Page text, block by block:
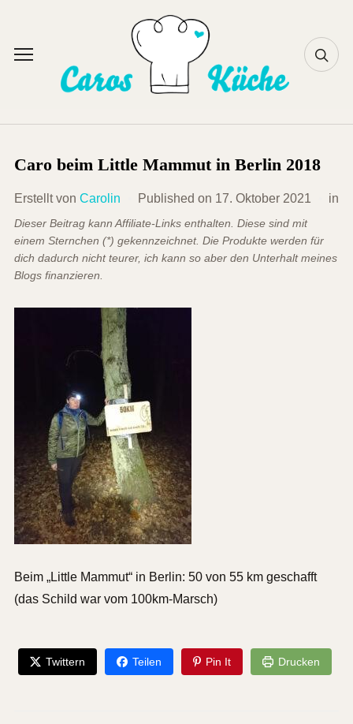
content
Toggle
Caro beim Little Mammut in Berlin 2018
Erstellt von Carolin Published on 17. Oktober 2021 in
Dieser Beitrag kann Affiliate-Links enthalten. Diese sind mit
einem Sternchen (*) gekennzeichnet. Die Produkte werden für
dich dadurch nicht teurer, ich kann so aber den Unterhalt meines
Blogs finanzieren.
Beim „Little Mammut“ in Berlin: 50 von 55 km geschafft
(das Schild war vom 100km-Marsch)
Twittern Teilen Pin It Drucken